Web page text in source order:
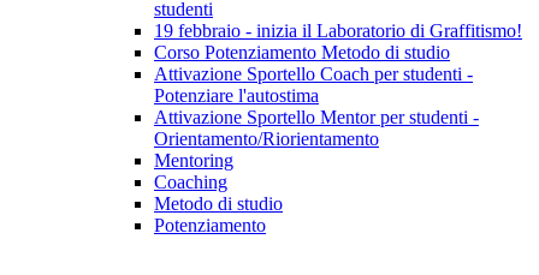
studenti
19 febbraio - inizia il Laboratorio di Graffitismo!
Corso Potenziamento Metodo di studio
Attivazione Sportello Coach per studenti -
Potenziare l'autostima
Attivazione Sportello Mentor per studenti -
Orientamento/Riorientamento
Mentoring
Coaching
Metodo di studio
Potenziamento